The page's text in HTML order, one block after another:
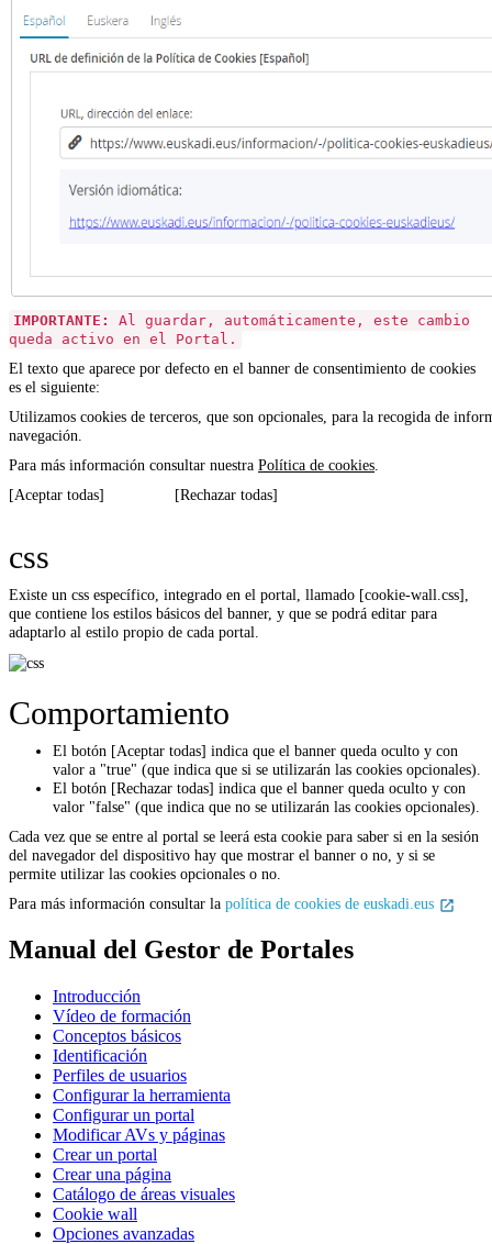
IMPORTANTE:
Al guardar, automáticamente, este cambio
queda activo en el Portal.
El texto que aparece por defecto en el banner de consentimiento de cookies
es el siguiente:
Utilizamos cookies de terceros, que son opcionales, para la recogida de
navegación.
Para más información consultar nuestra Política de cookies
[Aceptar todas] [Rechazar todas]
css
Existe un css específico, integrado en el portal, llamado [cookie-wall.css],
que contiene los estilos básicos del banner, y que se podrá editar para
adaptarlo al estilo propio de cada portal.
Comportamiento
El botón [Aceptar todas] indica que el banner queda oculto y con
valor a "true" (que indica que si se utilizarán las cookies opcionales).
El botón [Rechazar todas] indica que el banner queda oculto y con
valor "false" (que indica que no se utilizarán las cookies opcionales).
Cada vez que se entre al portal se leerá esta cookie para saber si en la sesión
del navegador del dispositivo hay que mostrar el banner o no, y si se
permite utilizar las cookies opcionales o no.
Para más información consultar la política de cookies de euskadi.eus
Manual del Gestor de Portales
Introducción
Vídeo de formación
Conceptos básicos
Identificación
Perfiles de usuarios
Configurar la herramienta
Configurar un portal
Modificar AVs y páginas
Crear un portal
Crear una página
Catálogo de áreas visuales
Cookie wall
Opciones avanzadas